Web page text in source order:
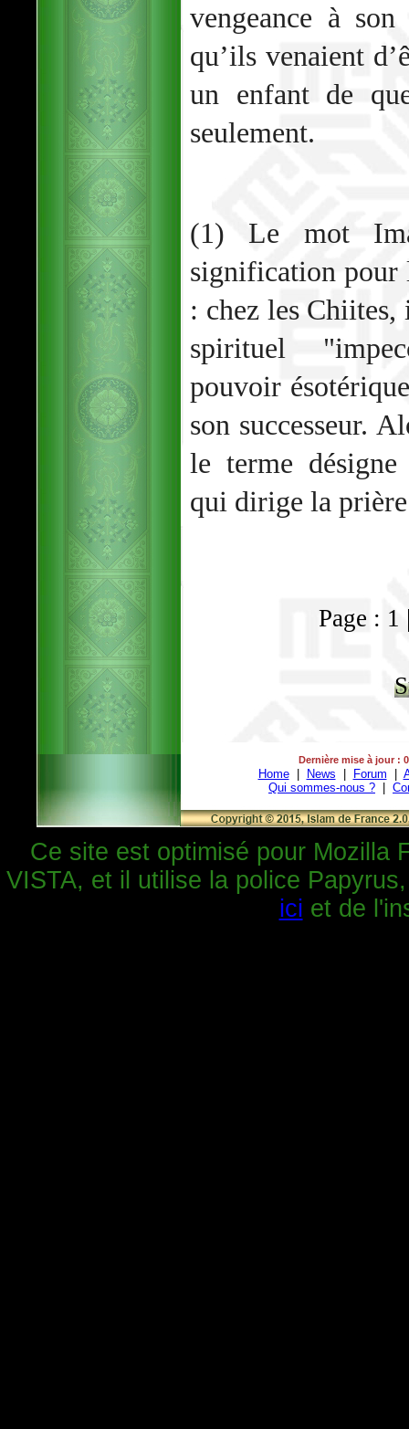
vengeance à
qu’ils venaient
un enfant de
seulement.
(1) Le mot
signification pour
: chez les
spirituel
pouvoir
son successeur.
le terme
qui dirige la
Page : 1
Dernière mise à jour :
Home| News | Forum |
Qui sommes-nous ? |
Ce site est optimisé pour Mozilla
VISTA, et il utilise la police
ici et de